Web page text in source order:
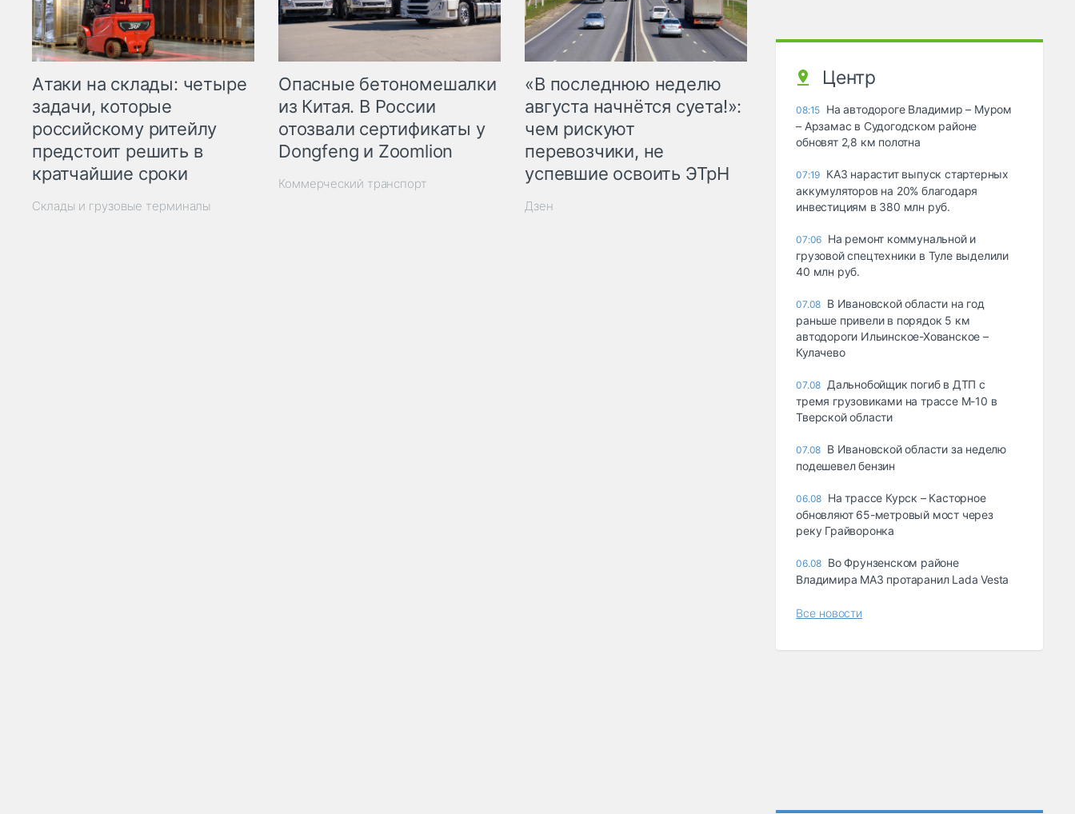
Атаки на склады: четыре
задачи, которые
российскому ритейлу
предстоит решить в
кратчайшие сроки
Склады и грузовые терминалы
Опасные бетономешалки
из Китая. В России
отозвали сертификаты у
Dongfeng и Zoomlion
Коммерческий транспорт
«В последнюю неделю
августа начнётся суета!»:
чем рискуют
перевозчики, не
успевшие освоить ЭТрН
Дзен
Центр
08:15 На автодороге Владимир – Муром
– Арзамас в Судогодском районе
обновят 2,8 км полотна
07:19 КАЗ нарастит выпуск стартерных
аккумуляторов на 20% благодаря
инвестициям в 380 млн руб.
07:06 На ремонт коммунальной и
грузовой спецтехники в Туле выделили
40 млн руб.
07.08 В Ивановской области на год
раньше привели в порядок 5 км
автодороги Ильинское-Хованское –
Кулачево
07.08 Дальнобойщик погиб в ДТП с
тремя грузовиками на трассе М-10 в
Тверской области
07.08 В Ивановской области за неделю
подешевел бензин
06.08 На трассе Курск – Касторное
обновляют 65-метровый мост через
реку Грайворонка
06.08 Во Фрунзенском районе
Владимира МАЗ протаранил Lada Vesta
Все новости